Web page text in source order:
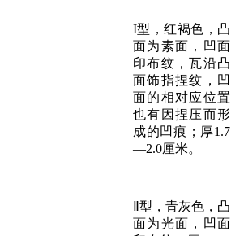
I型，红褐色，凸
面为素面，凹面
印布纹，瓦沿凸
面饰指捏纹，凹
面的相对应位置
也有因捏压而形
成的凹痕；厚1.7
—2.0厘米。
Ⅱ型，青灰色，凸
面为光面，凹面